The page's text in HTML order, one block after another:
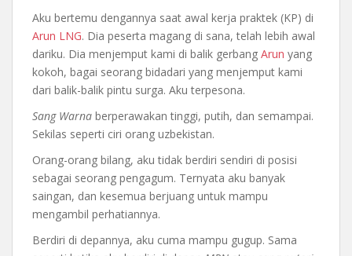
Aku bertemu dengannya saat awal kerja praktek (KP) di
Arun LNG. Dia peserta magang di sana, telah lebih awal
dariku. Dia menjemput kami di balik gerbang Arun yang
kokoh, bagai seorang bidadari yang menjemput kami
dari balik-balik pintu surga. Aku terpesona.
Sang Warna berperawakan tinggi, putih, dan semampai.
Sekilas seperti ciri orang uzbekistan.
Orang-orang bilang, aku tidak berdiri sendiri di posisi
sebagai seorang pengagum. Ternyata aku banyak
saingan, dan kesemua berjuang untuk mampu
mengambil perhatiannya.
Berdiri di depannya, aku cuma mampu gugup. Sama